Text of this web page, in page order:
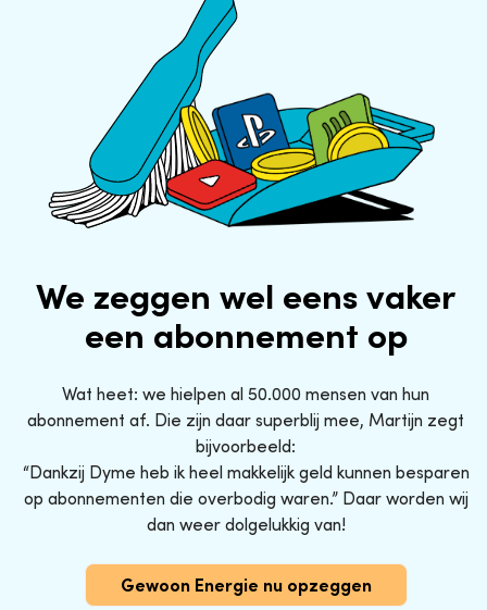
We zeggen wel eens vaker
een abonnement op
Wat heet: we hielpen al 50.000 mensen van hun
abonnement af. Die zijn daar superblij mee, Martijn zegt
bijvoorbeeld:
“Dankzij Dyme heb ik heel makkelijk geld kunnen besparen
op abonnementen die overbodig waren.” Daar worden wij
dan weer dolgelukkig van!
Gewoon Energie nu opzeggen